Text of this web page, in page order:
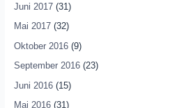
Juni 2017(31)
Mai 2017(32)
Oktober 2016(9)
September 2016(23)
Juni 2016(15)
Mai 2016(31)